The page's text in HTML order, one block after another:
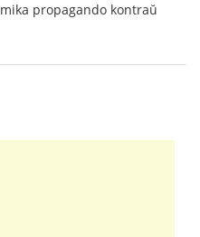
propagando kontraŭ